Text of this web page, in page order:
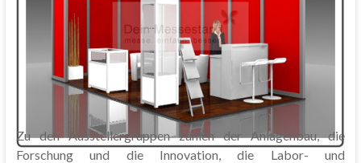
Zu den Ausstellergruppen zählen der Anlagenbau, die
Forschung und die Innovation, die Labor- und